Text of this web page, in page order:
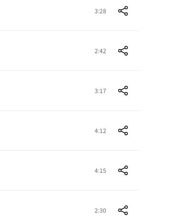
3:28
2:42
3:17
4:12
4:15
2:30